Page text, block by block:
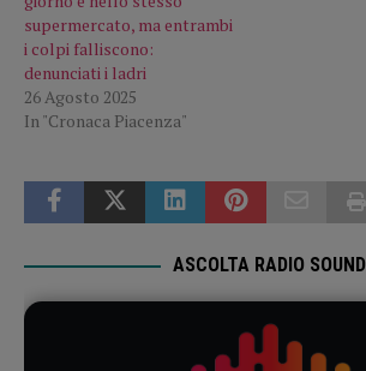
supermercato, ma entrambi
i colpi falliscono:
denunciati i ladri
26 Agosto 2025
In "Cronaca Piacenza"
ASCOLTA RADIO SOUND